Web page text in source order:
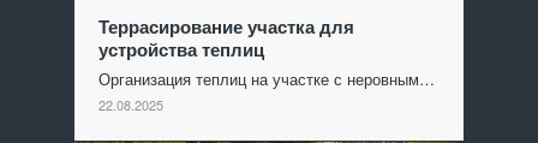
Террасирование участка для
устройства теплиц
Организация теплиц на участке с неровным…
22.08.2025